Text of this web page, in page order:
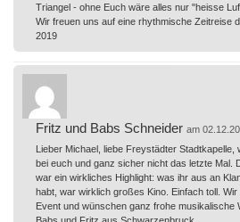
Triangel - ohne Euch wäre alles nur "heisse
Wir freuen uns auf eine rhythmische Zeitreise
2019
Fritz und Babs Schneider am
Lieber Michael, liebe Freystädter
bei euch und ganz sicher nicht das letzte Mal.
war ein wirkliches Highlight: was ihr aus an
habt, war wirklich großes Kino. Einfach toll.
Event und wünschen ganz frohe musikalische